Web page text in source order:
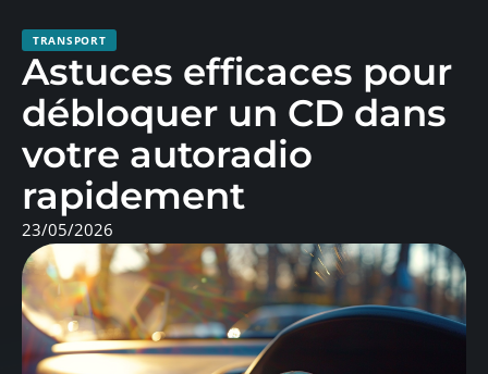
TRANSPORT
Astuces efficaces pour
débloquer un CD dans
votre autoradio
rapidement
23/05/2026